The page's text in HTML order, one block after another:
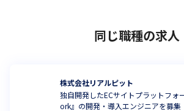
同じ職種の求人
株式会社リアルピット
独自開発したECサイトプラットフォ
ork』の開発・導入エンジニアを募集